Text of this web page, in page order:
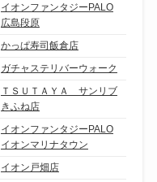
イオンファンタジーPALO
広島段原
かっぱ寿司飯倉店
ガチャステリバーウォーク
ＴＳＵＴＡＹＡ サンリブ
きふね店
イオンファンタジーPALO
イオンマリナタウン
イオン戸畑店